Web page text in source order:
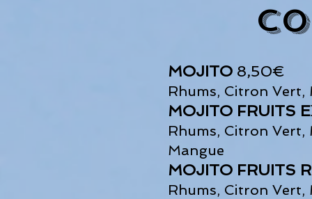
MOJITO 8,50€
Rhums, Citron Vert,
MOJITO FRUITS
Rhums, Citron Vert,
Mangue
MOJITO FRUITS
Rhums, Citron Vert,